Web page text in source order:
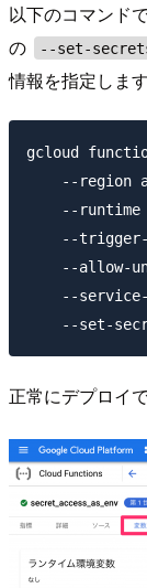
以下のコマンド
の
--set-
情報を指定します
gcloud
--region
--runtime
--
--allow-
--
正常にデプロイ